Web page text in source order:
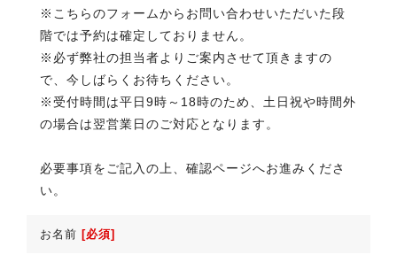
※こちらのフォームからお問い合わせいただいた段
階では予約は確定しておりません。
※必ず弊社の担当者よりご案内させて頂きますの
で、今しばらくお待ちください。
※受付時間は平日9時～18時のため、土日祝や時間外
の場合は翌営業日のご対応となります。
必要事項をご記入の上、確認ページへお進みくださ
い。
お名前 [必須]